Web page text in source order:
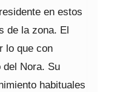
en estos
de la zona. El
lo que con
del Nora. Su
habituales